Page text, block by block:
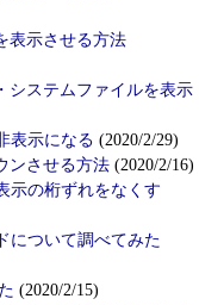
表示させる方法
システムファイルを表示
表示になる (2020/2/29)
ンさせる方法 (2020/2/16)
示の桁ずれをなくす
について調べてみた
(2020/2/15)